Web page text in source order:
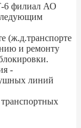
6 филиал АО
(ж.д.транспорте
и ремонту
-
линий